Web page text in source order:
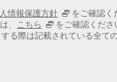
情報保護方針
をご確認く
、 こちら
をご確認くださ
る際は記載されている全て